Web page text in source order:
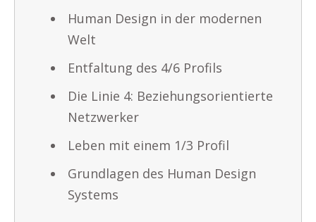
Human Design in der modernen
Welt
Entfaltung des 4/6 Profils
Die Linie 4: Beziehungsorientierte
Netzwerker
Leben mit einem 1/3 Profil
Grundlagen des Human Design
Systems